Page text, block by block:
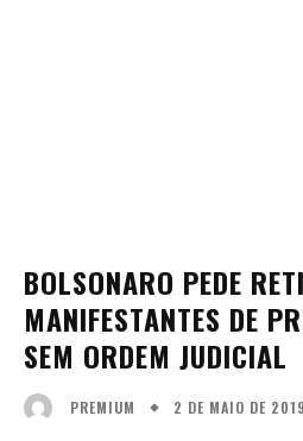
BOLSONARO PEDE
MANIFESTANTES DE
SEM ORDEM JUDICIAL
PREMIUM 2 DE MAIO DE 2019